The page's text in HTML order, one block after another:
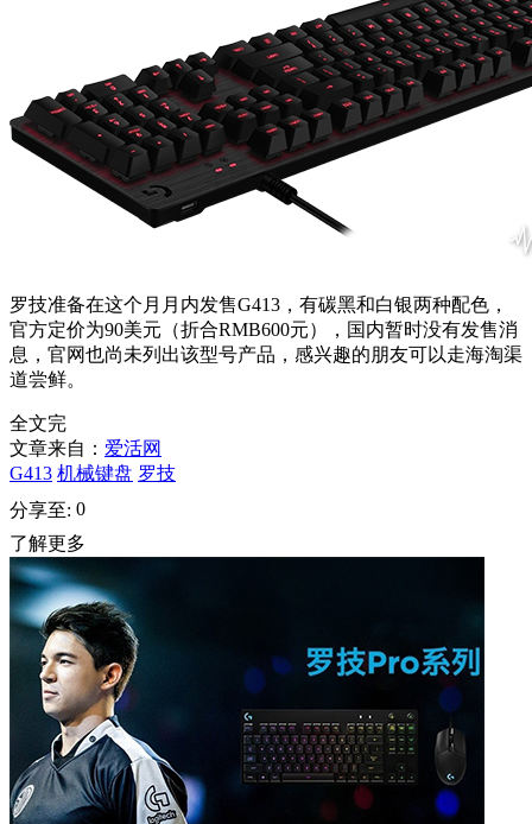
罗技准备在这个月月内发售G413，有碳黑和白银两种配色，
官方定价为90美元（折合RMB600元），国内暂时没有发售消
息，官网也尚未列出该型号产品，感兴趣的朋友可以走海淘渠
道尝鲜。
全文完
文章来自： 爱活网
G413 机械键盘 罗技
分享至: 0
了解更多